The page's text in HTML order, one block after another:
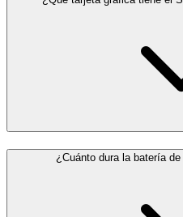
¿Cuánto dura la batería